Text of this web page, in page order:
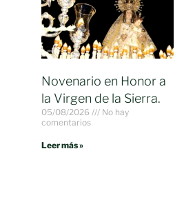
Novenario en Honor a
la Virgen de la Sierra.
05/08/2026
No hay
comentarios
Leer más »